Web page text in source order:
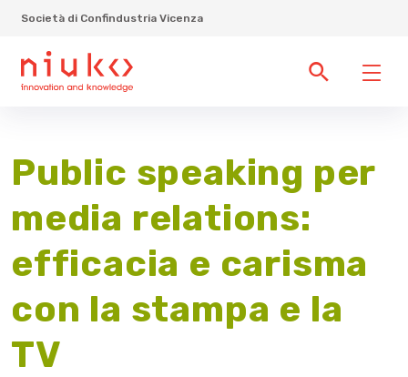
Società di Confindustria Vicenza
Public speaking per
media relations:
efficacia e carisma
con la stampa e la
TV